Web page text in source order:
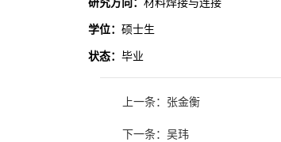
学位： 硕士生
状态： 毕业
上一条：张金衡
下一条：吴玮